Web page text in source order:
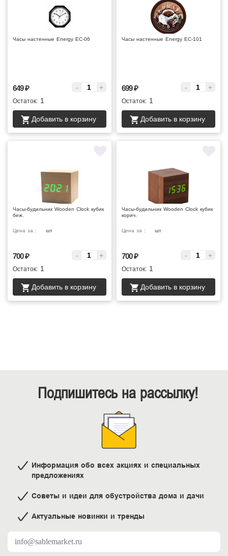
Часы настенные Energy EC-06
649₽ - +
Остаток: 1
Добавить в корзину
Часы настенные Energy EC-101
699₽ - +
Остаток: 1
Добавить в корзину
Часы-будильник Wooden Clock кубик
беж.
Цена за : шт
700₽ - +
Остаток: 1
Добавить в корзину
Часы-будильник Wooden Clock кубик
корич.
Цена за : шт
700₽ - +
Остаток: 1
Добавить в корзину
Подпишитесь на рассылку!
Информация обо всех акциях и специальных
предложениях
Советы и идеи для обустройства дома и дачи
Актуальные новинки и тренды